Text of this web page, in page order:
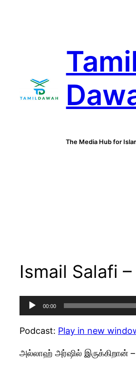
The Media Hub for
Ismail Salafi
Audio
Player
00:00
Podcast: Play in new
அல்லாஹ் அர்ஷில் இருக்கிறான் –